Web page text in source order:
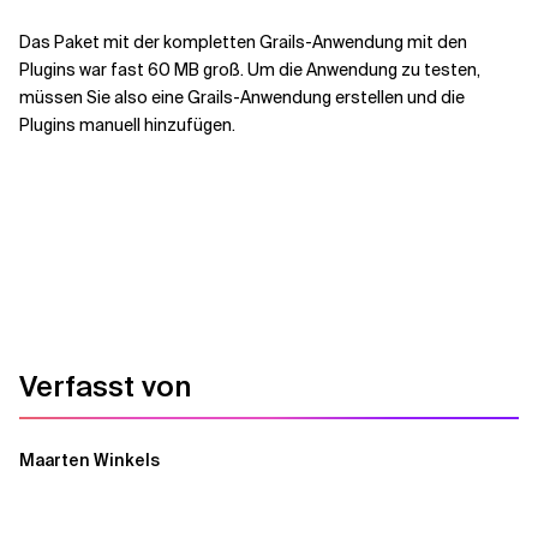
Das Paket mit der kompletten Grails-Anwendung mit den
Plugins war fast 60 MB groß. Um die Anwendung zu testen,
müssen Sie also eine Grails-Anwendung erstellen und die
Plugins manuell hinzufügen.
Verfasst von
Maarten Winkels